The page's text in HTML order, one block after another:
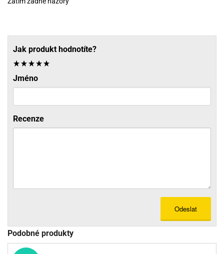
Jak produkt hodnotíte?
Jméno
Recenze
Odeslat
Podobné produkty